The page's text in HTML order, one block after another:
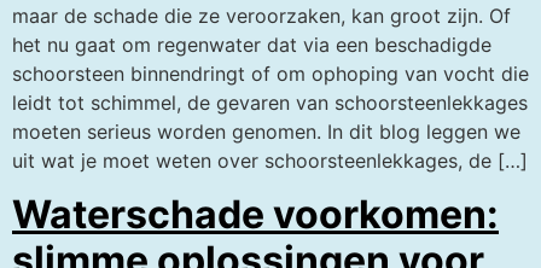
maar de schade die ze veroorzaken, kan groot zijn. Of
het nu gaat om regenwater dat via een beschadigde
schoorsteen binnendringt of om ophoping van vocht die
leidt tot schimmel, de gevaren van schoorsteenlekkages
moeten serieus worden genomen. In dit blog leggen we
uit wat je moet weten over schoorsteenlekkages, de […]
Waterschade voorkomen: